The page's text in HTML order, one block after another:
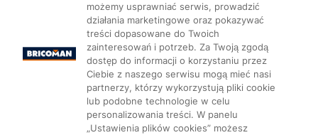
Mapa Strony: Kategorie Produkty Marki CMS
możemy usprawniać serwis, prowadzić
działania marketingowe oraz pokazywać
treści dopasowane do Twoich
zainteresowań i potrzeb. Za Twoją zgodą
dostęp do informacji o korzystaniu przez
Ciebie z naszego serwisu mogą mieć nasi
partnerzy, którzy wykorzystują pliki cookie
lub podobne technologie w celu
personalizowania treści. W panelu
„Ustawienia plików cookies” możesz